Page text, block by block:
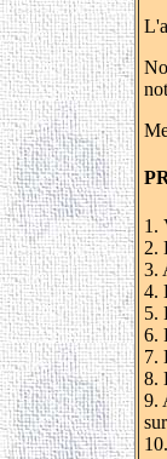
1.
2.
3.
4.
5.
6.
7.
8.
9.